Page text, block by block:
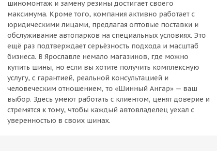
шиномонтаж и замену резины достигает своего
максимума. Кроме того, компания активно работает с
юридическими лицами, предлагая оптовые поставки и
обслуживание автопарков на специальных условиях. Это
ещё раз подтверждает серьёзность подхода и масштаб
бизнеса. В Ярославле немало магазинов, где можно
купить шины, но если вы хотите получить комплексную
услугу, с гарантией, реальной консультацией и
человеческим отношением, то «Шинный Ангар» — ваш
выбор. Здесь умеют работать с клиентом, ценят доверие и
стремятся к тому, чтобы каждый автовладелец уехал с
уверенностью в своих шинах.